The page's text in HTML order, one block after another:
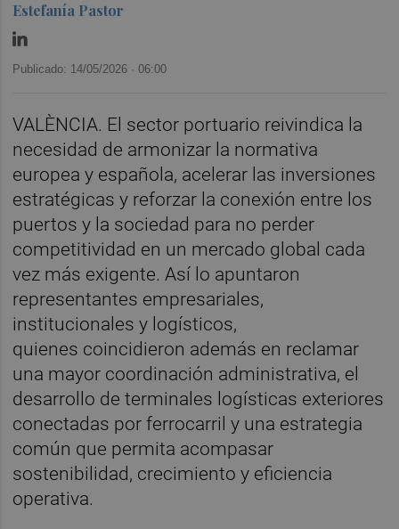
Estefanía Pastor
Publicado: 14/05/2026 ·06:00
VALÈNCIA. El sector portuario reivindica la
necesidad de armonizar la normativa
europea y española, acelerar las inversiones
estratégicas y reforzar la conexión entre los
puertos y la sociedad para no perder
competitividad en un mercado global cada
vez más exigente. Así lo apuntaron
representantes empresariales,
institucionales y logísticos,
quienes coincidieron además en reclamar
una mayor coordinación administrativa, el
desarrollo de terminales logísticas exteriores
conectadas por ferrocarril y una estrategia
común que permita acompasar
sostenibilidad, crecimiento y eficiencia
operativa.